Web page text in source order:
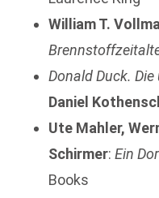
William T.
Donald Duck.
Daniel
Ute Mahler,
Schirmer: Ein
Books